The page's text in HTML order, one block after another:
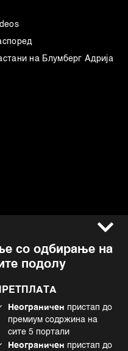
со одбирање на
подолу
ПРЕТПЛАТА
Неограничен пристап до
премиум содржина на
сите 5 портали
Неограничен пристап до
на Блумберг Адрија